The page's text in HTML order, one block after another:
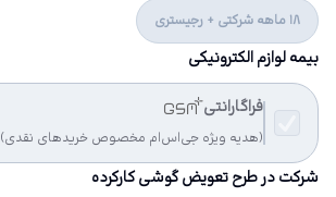
18 ماهه شرکتی + رجیستری
بیمه لوازم الکترونیکی
فراگارانتی
(هدیه ویژه جی‌اس‌ام مخصوص خریدهای نقدی)
شرکت در طرح تعویض گوشی کارکرده